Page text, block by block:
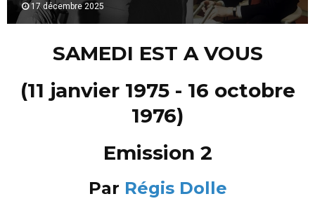
17 décembre 2025
SAMEDI EST A VOUS
(11 janvier 1975 - 16 octobre
1976)
Emission 2
Par Régis Dolle